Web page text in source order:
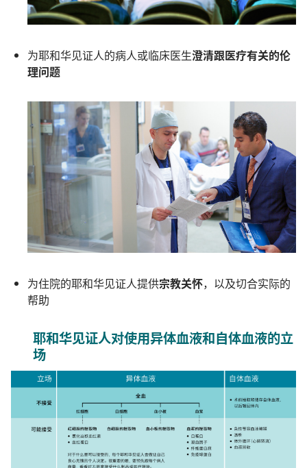
为耶和华见证人的病人或临床医生澄清跟医疗有关的伦
理问题
为住院的耶和华见证人提供宗教关怀，以及切合实际的
帮助
耶和华见证人对使用异体血液和自体血液的立
场